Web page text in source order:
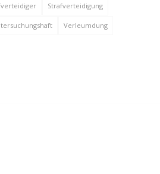
Strafverteidigung
Verleumdung